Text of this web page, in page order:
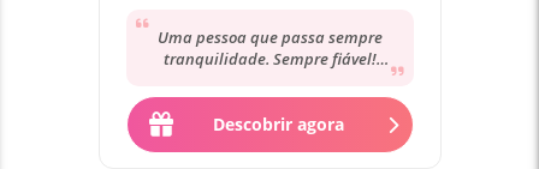
Uma pessoa que passa sempre
tranquilidade. Sempre fiável!
Alguém muito confiável. Nunca me
desilude obrigada Sandra
Descobrir agora